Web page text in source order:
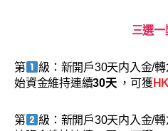
三選一
第 級：新開戶30天内入金/轉
始資金維持連續30天，可獲
第 級：新開戶30天内入金/轉